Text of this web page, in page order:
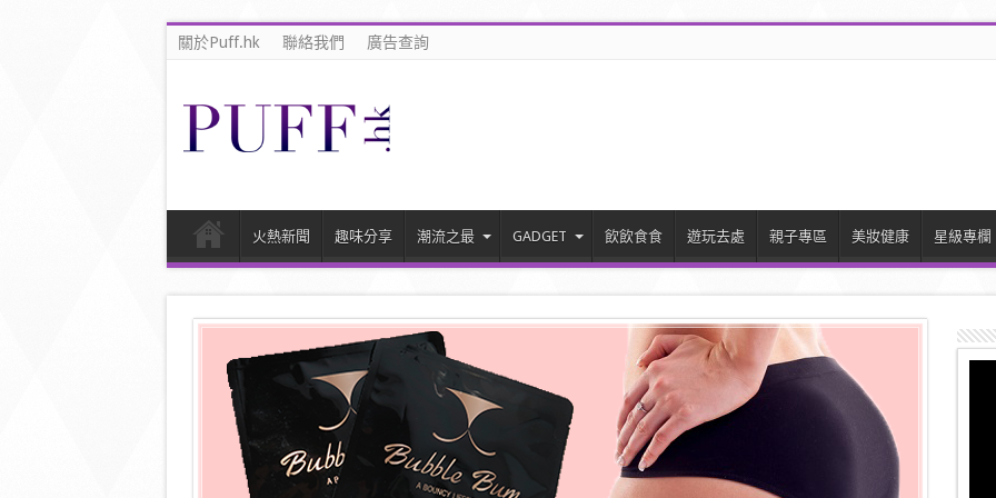
關於Puff.hk 聯絡我們 廣告查詢
火熱新聞 趣味分享 潮流之最 GADGET 飲飲食食 遊玩去處 親子專區 美妝健康 星級專欄